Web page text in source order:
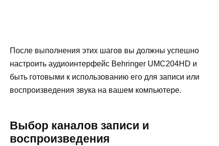
После выполнения этих шагов вы должны успешно
настроить аудиоинтерфейс Behringer UMC204HD и
быть готовыми к использованию его для записи или
воспроизведения звука на вашем компьютере.
Выбор каналов записи и
воспроизведения